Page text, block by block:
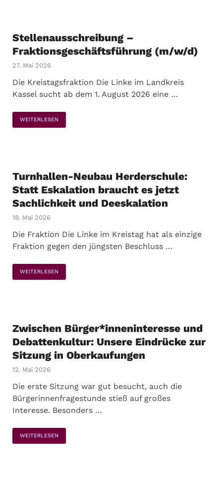
Stellenausschreibung –
Fraktionsgeschäftsführung (m/w/d)
27. Mai 2026
Die Kreistagsfraktion Die Linke im Landkreis
Kassel sucht ab dem 1. August 2026 eine …
WEITERLESEN
Turnhallen-Neubau Herderschule:
Statt Eskalation braucht es jetzt
Sachlichkeit und Deeskalation
18. Mai 2026
Die Fraktion Die Linke im Kreistag hat als einzige
Fraktion gegen den jüngsten Beschluss …
WEITERLESEN
Zwischen Bürger*inneninteresse und
Debattenkultur: Unsere Eindrücke zur
Sitzung in Oberkaufungen
12. Mai 2026
Die erste Sitzung war gut besucht, auch die
Bürgerinnenfragestunde stieß auf großes
Interesse. Besonders …
WEITERLESEN